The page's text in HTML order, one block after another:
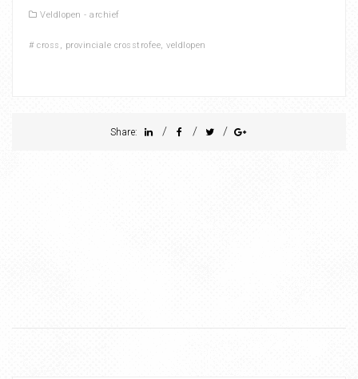
Veldlopen - archief
# cross , provinciale crosstrofee, veldlopen
Share: / / /